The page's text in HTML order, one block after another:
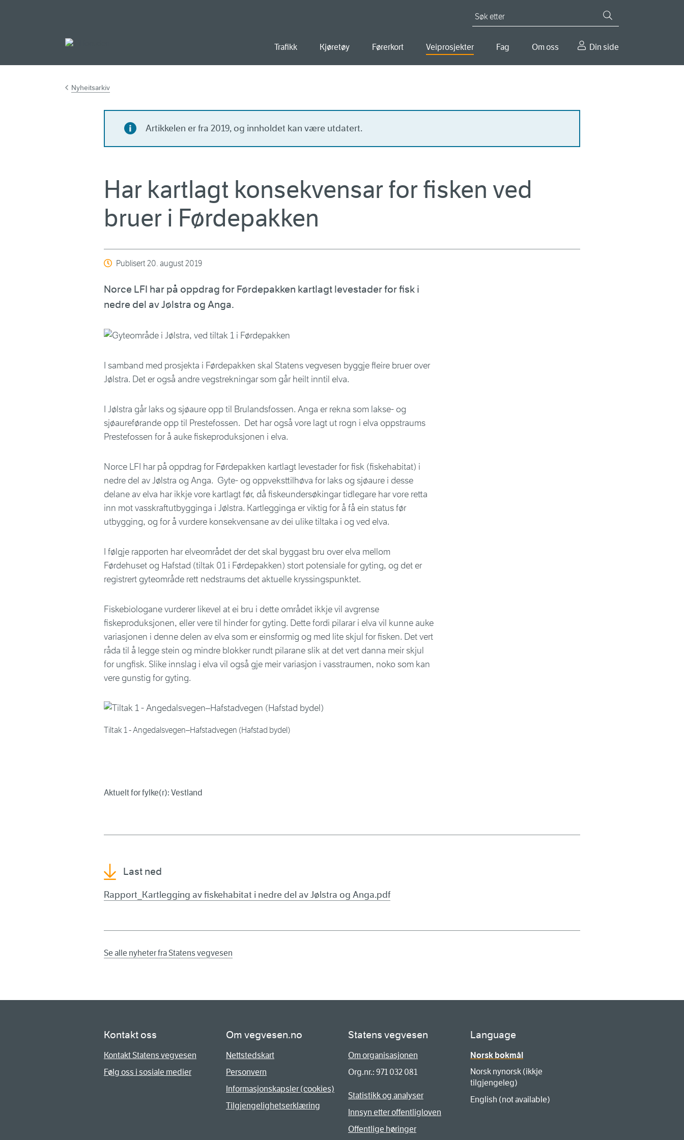
Trafikk Kjøretøy Førerkort Veiprosjekter Fag Om oss Din side
Nyheitsarkiv
Artikkelen er fra 2019, og innholdet kan være utdatert.
Har kartlagt konsekvensar for fisken ved
bruer i Førdepakken
Publisert20. august 2019
Norce LFI har på oppdrag for Førdepakken kartlagt levestader for fisk i
nedre del av Jølstra og Anga.
I samband med prosjekta i Førdepakken skal Statens vegvesen byggje fleire bruer over
Jølstra. Det er også andre vegstrekningar som går heilt inntil elva.
I Jølstra går laks og sjøaure opp til Brulandsfossen. Anga er rekna som lakse- og
sjøaureførande opp til Prestefossen. Det har også vore lagt ut rogn i elva oppstraums
Prestefossen for å auke fiskeproduksjonen i elva.
Norce LFI har på oppdrag for Førdepakken kartlagt levestader for fisk (fiskehabitat) i
nedre del av Jølstra og Anga. Gyte- og oppveksttilhøva for laks og sjøaure i desse
delane av elva har ikkje vore kartlagt før, då fiskeundersøkingar tidlegare har vore retta
inn mot vasskraftutbygginga i Jølstra. Kartlegginga er viktig for å få ein status før
utbygging, og for å vurdere konsekvensane av dei ulike tiltaka i og ved elva.
I følgje rapporten har elveområdet der det skal byggast bru over elva mellom
Førdehuset og Hafstad (tiltak 01 i Førdepakken) stort potensiale for gyting, og det er
registrert gyteområde rett nedstraums det aktuelle kryssingspunktet.
Fiskebiologane vurderer likevel at ei bru i dette området ikkje vil avgrense
fiskeproduksjonen, eller vere til hinder for gyting. Dette fordi pilarar i elva vil kunne auke
variasjonen i denne delen av elva som er einsformig og med lite skjul for fisken. Det vert
råda til å legge stein og mindre blokker rundt pilarane slik at det vert danna meir skjul
for ungfisk. Slike innslag i elva vil også gje meir variasjon i vasstraumen, noko som kan
vere gunstig for gyting.
Tiltak 1 - Angedalsvegen–Hafstadvegen (Hafstad bydel)
Aktuelt for fylke(r): Vestland
Last ned
Rapport_Kartlegging av fiskehabitat i nedre del av Jølstra og Anga.pdf
Se alle nyheter fra Statens vegvesen
Kontakt oss
Kontakt Statens vegvesen
Følg oss i sosiale medier
Om vegvesen.no
Nettstedskart
Personvern
Informasjonskapsler (cookies)
Tilgjengelighetserklæring
Statens vegvesen
Om organisasjonen
Org.nr.: 971 032 081
Statistikk og analyser
Innsyn etter offentligloven
Offentlige høringer
Language
Norsk bokmål
Norsk nynorsk (ikkje
tilgjengeleg)
English (not available)